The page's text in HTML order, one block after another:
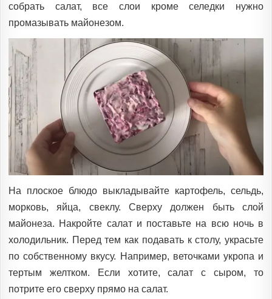
собрать салат, все слои кроме селедки нужно
промазывать майонезом.
На плоское блюдо выкладывайте картофель, сельдь,
морковь, яйца, свеклу. Сверху должен быть слой
майонеза. Накройте салат и поставьте на всю ночь в
холодильник. Перед тем как подавать к столу, украсьте
по собственному вкусу. Например, веточками укропа и
тертым желтком. Если хотите, салат с сыром, то
потрите его сверху прямо на салат.